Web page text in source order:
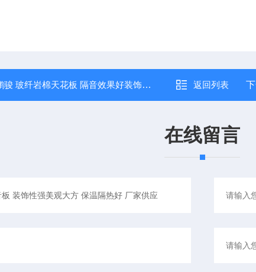
玻纤岩棉天花板 隔音效果好装饰性*量现货 返回列表
在线留言